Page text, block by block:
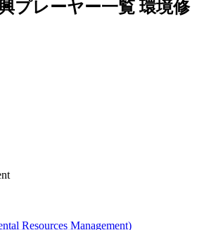
プレーヤー一覧 環境修
Resources Management)